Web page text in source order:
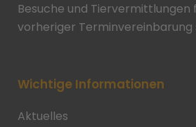
Besuche und Tiervermittlungen
vorheriger
Wichtige Informationen
Aktuelles